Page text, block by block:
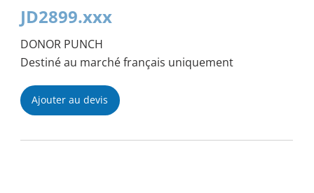
JD2899.xxx
DONOR PUNCH
Destiné au marché français uniquement
Ajouter au devis